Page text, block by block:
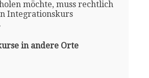
möchte, muss rechtlich
Integrationskurs
in andere Orte